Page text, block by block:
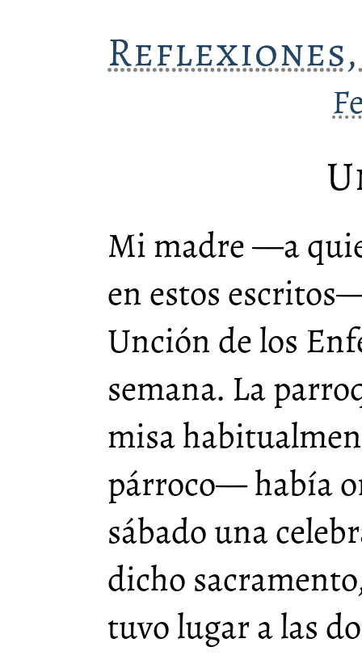
Mi madre —a
en estos
Unción de los
semana. La
misa
párroco— había
sábado una
dicho
tuvo lugar a las